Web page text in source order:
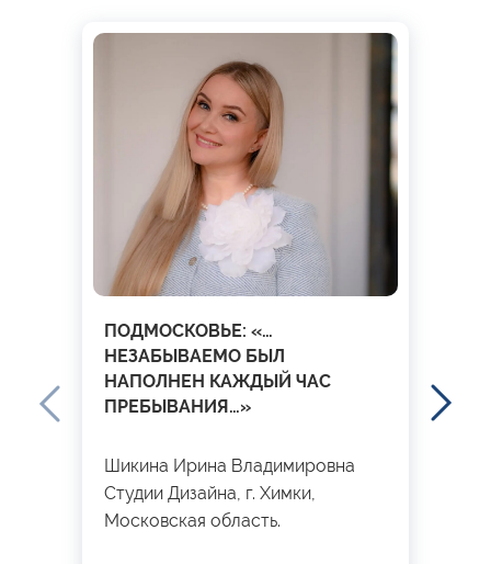
ПОДМОСКОВЬЕ: «…
НЕЗАБЫВАЕМО БЫЛ
НАПОЛНЕН КАЖДЫЙ ЧАС
ПРЕБЫВАНИЯ…»
Шикина Ирина Владимировна
Студии Дизайна, г. Химки,
Московская область.